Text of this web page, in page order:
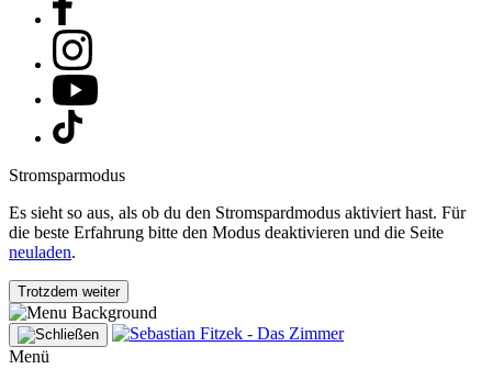
Stromsparmodus
Es sieht so aus, als ob du den Stromspardmodus aktiviert hast. Für
die beste Erfahrung bitte den Modus deaktivieren und die Seite
neuladen.
Trotzdem weiter
Menü